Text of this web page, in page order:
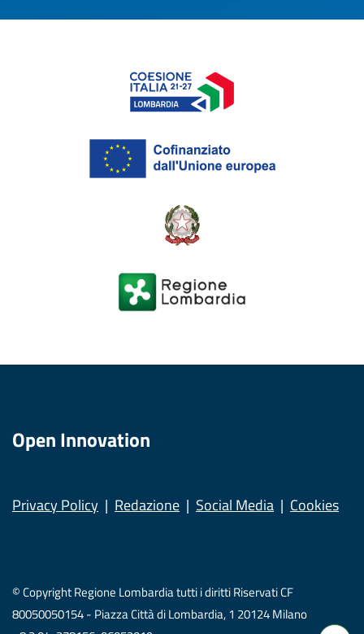
Open Innovation
Privacy Policy Redazione Social Media Cookies
© Copyright Regione Lombardia tutti i diritti Riservati CF
80050050154 - Piazza Città di Lombardia, 1 20124 Milano